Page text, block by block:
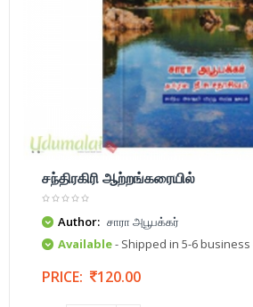
சந்திரகிரி ஆற்றங்கரையில்
Author: சாரா அபூபக்கர்
Available- Shipped in 5-6
PRICE: 120.00